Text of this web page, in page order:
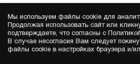
Мы используем файлы cookie для
Продолжая использовать сайт или
подтверждаете, что согласны с
В случае несогласия Вам следует
файлы cookie в настройках браузера и/